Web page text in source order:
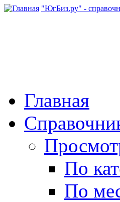
"ЮгБиз.ру" -
Главная
По
По